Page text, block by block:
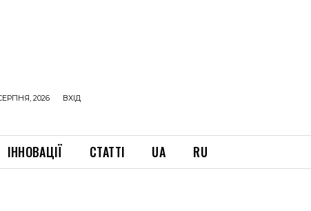
2026 ВХІД
ІННОВАЦІЇ СТАТТІ UA RU